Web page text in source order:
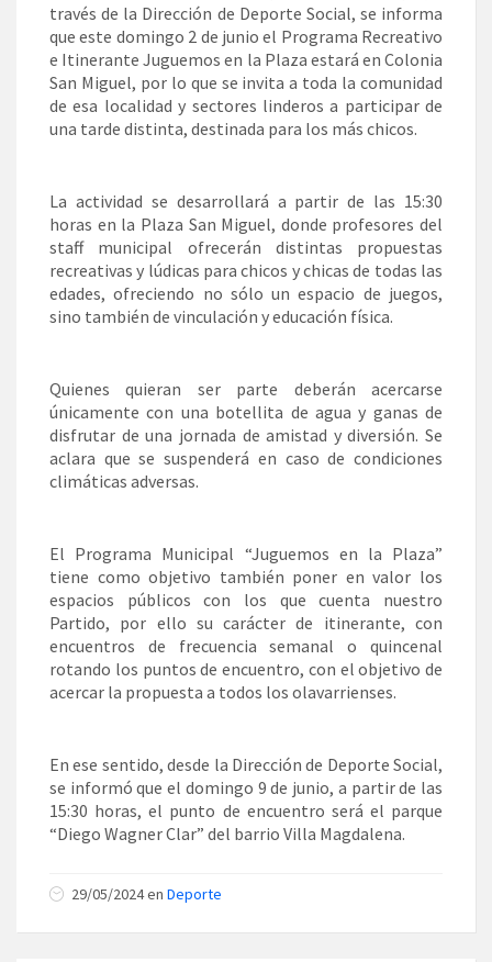
través de la Dirección de Deporte Social, se informa
que este domingo 2 de junio el Programa Recreativo
e Itinerante Juguemos en la Plaza estará en Colonia
San Miguel, por lo que se invita a toda la comunidad
de esa localidad y sectores linderos a participar de
una tarde distinta, destinada para los más chicos.
La actividad se desarrollará a partir de las 15:30
horas en la Plaza San Miguel, donde profesores del
staff municipal ofrecerán distintas propuestas
recreativas y lúdicas para chicos y chicas de todas las
edades, ofreciendo no sólo un espacio de juegos,
sino también de vinculación y educación física.
Quienes quieran ser parte deberán acercarse
únicamente con una botellita de agua y ganas de
disfrutar de una jornada de amistad y diversión. Se
aclara que se suspenderá en caso de condiciones
climáticas adversas.
El Programa Municipal “Juguemos en la Plaza”
tiene como objetivo también poner en valor los
espacios públicos con los que cuenta nuestro
Partido, por ello su carácter de itinerante, con
encuentros de frecuencia semanal o quincenal
rotando los puntos de encuentro, con el objetivo de
acercar la propuesta a todos los olavarrienses.
En ese sentido, desde la Dirección de Deporte Social,
se informó que el domingo 9 de junio, a partir de las
15:30 horas, el punto de encuentro será el parque
“Diego Wagner Clar” del barrio Villa Magdalena.
29/05/2024 en Deporte